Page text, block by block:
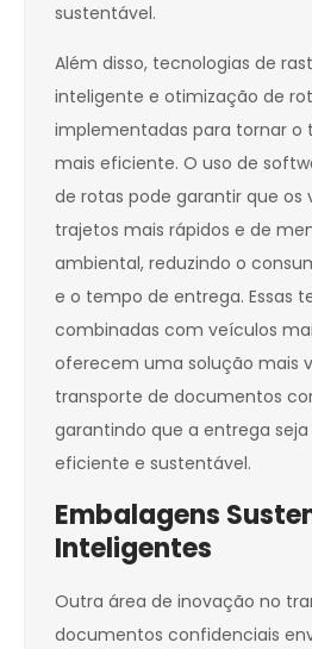
sustentável.
Além disso, tecnologias de
inteligente e otimização de
implementadas para tornar o
mais eficiente. O uso de
de rotas pode garantir que os
trajetos mais rápidos e de
ambiental, reduzindo o
e o tempo de entrega. Essas
combinadas com veículos
oferecem uma solução mais
transporte de documentos
garantindo que a entrega
eficiente e sustentável.
Embalagens
Inteligentes
Outra área de inovação no
documentos confidenciais